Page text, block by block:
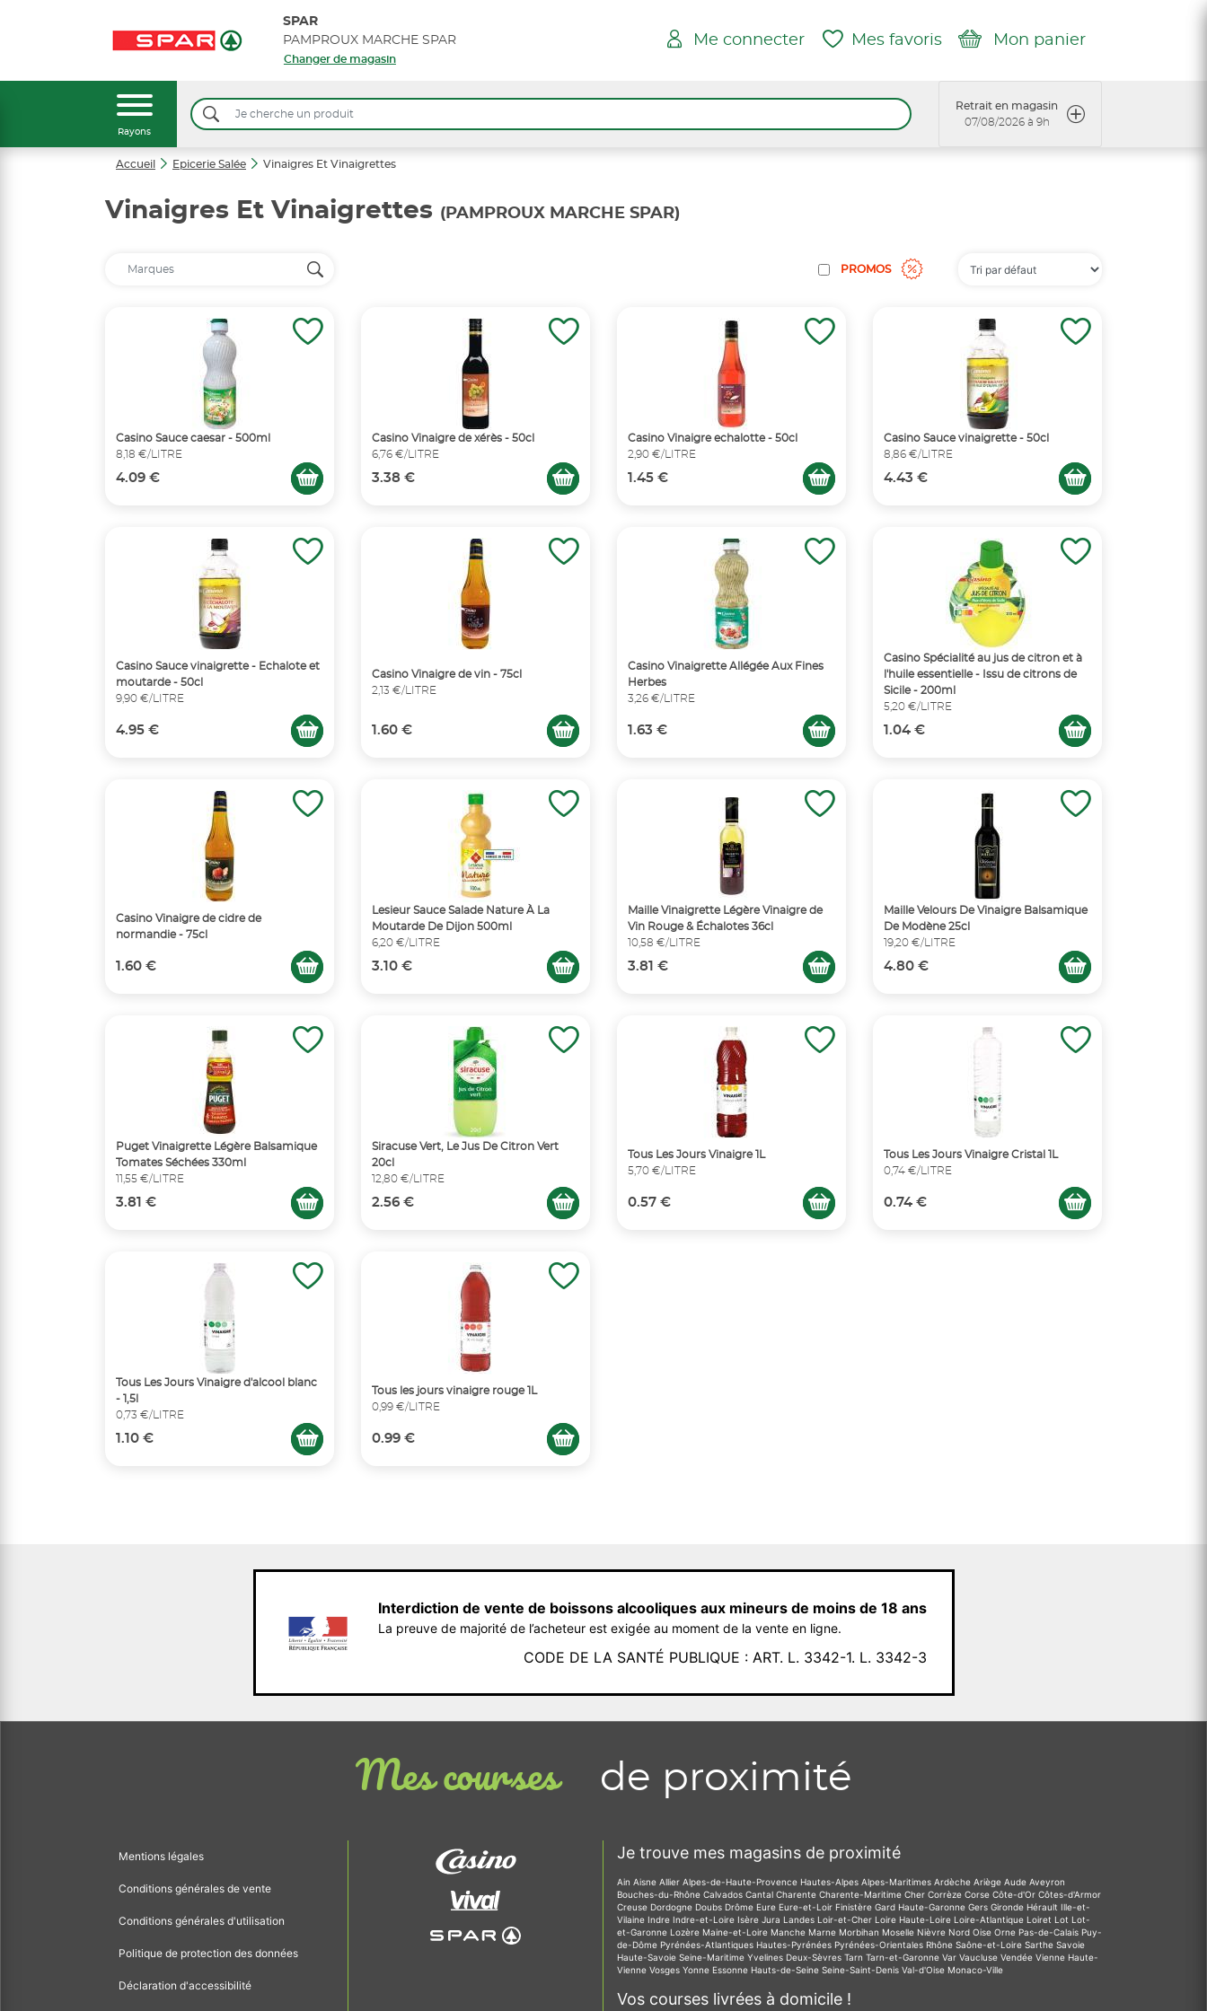
SPAR
PAMPROUX MARCHE SPAR
Changer de magasin
Me connecter Mes favoris Mon panier
Rayons
Retrait en magasin
07/08/2026 à 9h
Accueil Epicerie Salée Vinaigres Et Vinaigrettes
Vinaigres Et Vinaigrettes (PAMPROUX MARCHE SPAR)
PROMOS
Casino Sauce caesar - 500ml
8,18 €/LITRE
4.09 €
Casino Vinaigre de xérès - 50cl
6,76 €/LITRE
3.38 €
Casino Vinaigre echalotte - 50cl
2,90 €/LITRE
1.45 €
Casino Sauce vinaigrette - 50cl
8,86 €/LITRE
4.43 €
Casino Sauce vinaigrette - Echalote et
moutarde - 50cl
9,90 €/LITRE
4.95 €
Casino Vinaigre de vin - 75cl
2,13 €/LITRE
1.60 €
Casino Vinaigrette Allégée Aux Fines
Herbes
3,26 €/LITRE
1.63 €
Casino Spécialité au jus de citron et à
l'huile essentielle - Issu de citrons de
Sicile - 200ml
5,20 €/LITRE
1.04 €
Casino Vinaigre de cidre de
normandie - 75cl
1.60 €
Lesieur Sauce Salade Nature À La
Moutarde De Dijon 500ml
6,20 €/LITRE
3.10 €
Maille Vinaigrette Légère Vinaigre de
Vin Rouge & Échalotes 36cl
10,58 €/LITRE
3.81 €
Maille Velours De Vinaigre Balsamique
De Modène 25cl
19,20 €/LITRE
4.80 €
Puget Vinaigrette Légère Balsamique
Tomates Séchées 330ml
11,55 €/LITRE
3.81 €
Siracuse Vert, Le Jus De Citron Vert
20cl
12,80 €/LITRE
2.56 €
Tous Les Jours Vinaigre 1L
5,70 €/LITRE
0.57 €
Tous Les Jours Vinaigre Cristal 1L
0,74 €/LITRE
0.74 €
Tous Les Jours Vinaigre d'alcool blanc
- 1,5l
0,73 €/LITRE
1.10 €
Tous les jours vinaigre rouge 1L
0,99 €/LITRE
0.99 €
Interdiction de vente de boissons alcooliques aux mineurs de moins de 18 ans
La preuve de majorité de l’acheteur est exigée au moment de la vente en ligne.
CODE DE LA SANTÉ PUBLIQUE : ART. L. 3342-1. L. 3342-3
Mes courses de proximité
Mentions légales
Conditions générales de vente
Conditions générales d'utilisation
Politique de protection des données
Déclaration d'accessibilité
Je trouve mes magasins de proximité
Ain Aisne Allier Alpes-de-Haute-Provence Hautes-Alpes Alpes-Maritimes Ardèche Ariège Aude Aveyron
Bouches-du-Rhône Calvados Cantal Charente Charente-Maritime Cher Corrèze Corse Côte-d'Or Côtes-d'Armor
Creuse Dordogne Doubs Drôme Eure Eure-et-Loir Finistère Gard Haute-Garonne Gers Gironde Hérault Ille-et-
Vilaine Indre Indre-et-Loire Isère Jura Landes Loir-et-Cher Loire Haute-Loire Loire-Atlantique Loiret Lot Lot-
et-Garonne Lozère Maine-et-Loire Manche Marne Morbihan Moselle Nièvre Nord Oise Orne Pas-de-Calais Puy-
de-Dôme Pyrénées-Atlantiques Hautes-Pyrénées Pyrénées-Orientales Rhône Saône-et-Loire Sarthe Savoie
Haute-Savoie Seine-Maritime Yvelines Deux-Sèvres Tarn Tarn-et-Garonne Var Vaucluse Vendée Vienne Haute-
Vienne Vosges Yonne Essonne Hauts-de-Seine Seine-Saint-Denis Val-d'Oise Monaco-Ville
Vos courses livrées à domicile !